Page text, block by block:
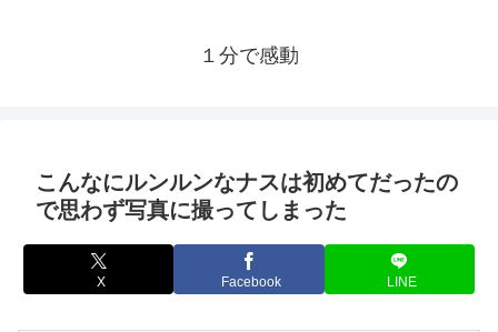
１分で感動
こんなにルンルンなナスは初めてだったの
で思わず写真に撮ってしまった
X Facebook LINE